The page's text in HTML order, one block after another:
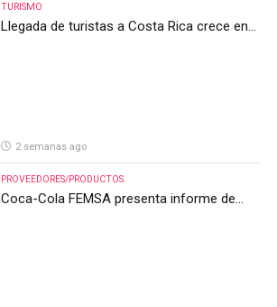
TURISMO
Llegada de turistas a Costa Rica crece en
2 semanas ago
PROVEEDORES/PRODUCTOS
Coca-Cola FEMSA presenta informe de